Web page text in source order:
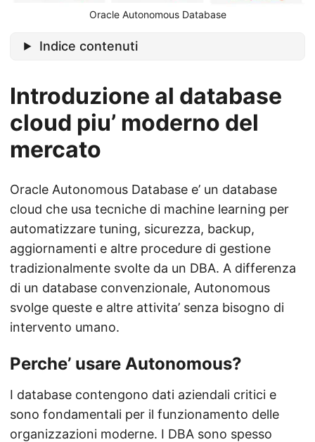
Oracle Autonomous Database
Indice contenuti
Introduzione al database
cloud piu’ moderno del
mercato
Oracle Autonomous Database e’ un database
cloud che usa tecniche di machine learning per
automatizzare tuning, sicurezza, backup,
aggiornamenti e altre procedure di gestione
tradizionalmente svolte da un DBA. A differenza
di un database convenzionale, Autonomous
svolge queste e altre attivita’ senza bisogno di
intervento umano.
Perche’ usare Autonomous?
I database contengono dati aziendali critici e
sono fondamentali per il funzionamento delle
organizzazioni moderne. I DBA sono spesso